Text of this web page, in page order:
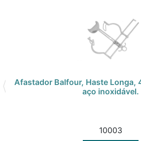
Afastador Balfour, Haste Longa,
aço inoxidável.
10003